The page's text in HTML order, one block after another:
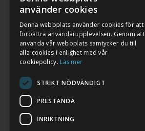
Mån-Tor 10.00-17.00
Fre 10.00-17.00
Org.nr 556232-8483
använder cookies
Denna webbplats använder cookies för att
förbättra användarupplevelsen. Genom att
använda vår webbplats samtycker du till
alla cookies i enlighet med vår
cookiepolicy. Läs mer
STRIKT NÖDVÄNDIGT
PRESTANDA
INRIKTNING